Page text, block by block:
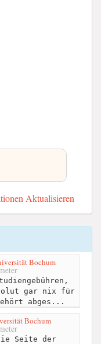
Aktualisieren
Bochum
gar nix für
abges...
Bochum
Seite der